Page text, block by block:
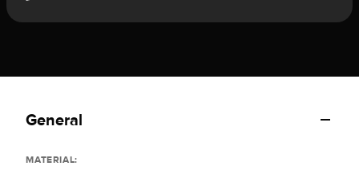
General
MATERIAL: